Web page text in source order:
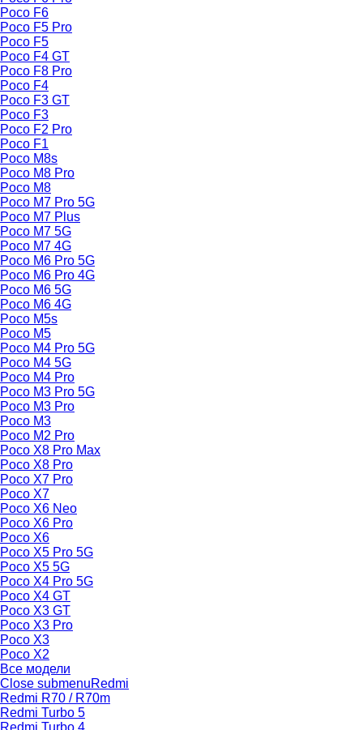
Poco F6
Poco F5 Pro
Poco F5
Poco F4 GT
Poco F8 Pro
Poco F4
Poco F3 GT
Poco F3
Poco F2 Pro
Poco F1
Poco M8s
Poco M8 Pro
Poco M8
Poco M7 Pro 5G
Poco M7 Plus
Poco M7 5G
Poco M7 4G
Poco M6 Pro 5G
Poco M6 Pro 4G
Poco M6 5G
Poco M6 4G
Poco M5s
Poco M5
Poco M4 Pro 5G
Poco M4 5G
Poco M4 Pro
Poco M3 Pro 5G
Poco M3 Pro
Poco M3
Poco M2 Pro
Poco X8 Pro Max
Poco X8 Pro
Poco X7 Pro
Poco X7
Poco X6 Neo
Poco X6 Pro
Poco X6
Poco X5 Pro 5G
Poco X5 5G
Poco X4 Pro 5G
Poco X4 GT
Poco X3 GT
Poco X3 Pro
Poco X3
Poco X2
Все модели
Close submenuRedmi
Redmi R70 / R70m
Redmi Turbo 5
Redmi Turbo 4